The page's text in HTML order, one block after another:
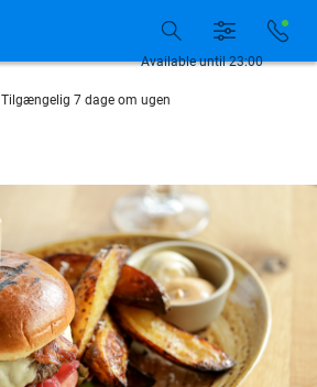
Se flere end 15.000 deals
Tilgængelig 7 dage om ugen
9,4 baseret på205.826 anmeldelser
Se flere end 15.000 deals
Tilgængelig 7 dage om ugen
10+ millioner medlemmer
Available until 23:00